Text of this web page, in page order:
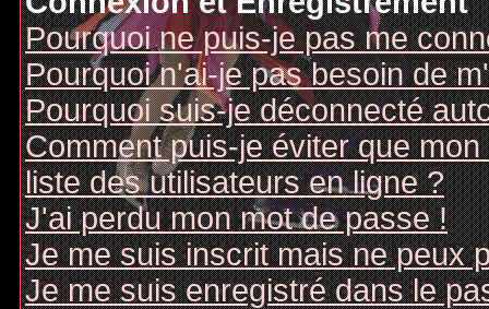
Pourquoi ne puis-je pas me
Pourquoi n'ai-je pas besoin de
Pourquoi suis-je déconnecté
Comment puis-je éviter que
liste des utilisateurs en ligne ?
J'ai perdu mon mot de passe !
Je me suis inscrit mais ne peux
Je me suis enregistré dans le